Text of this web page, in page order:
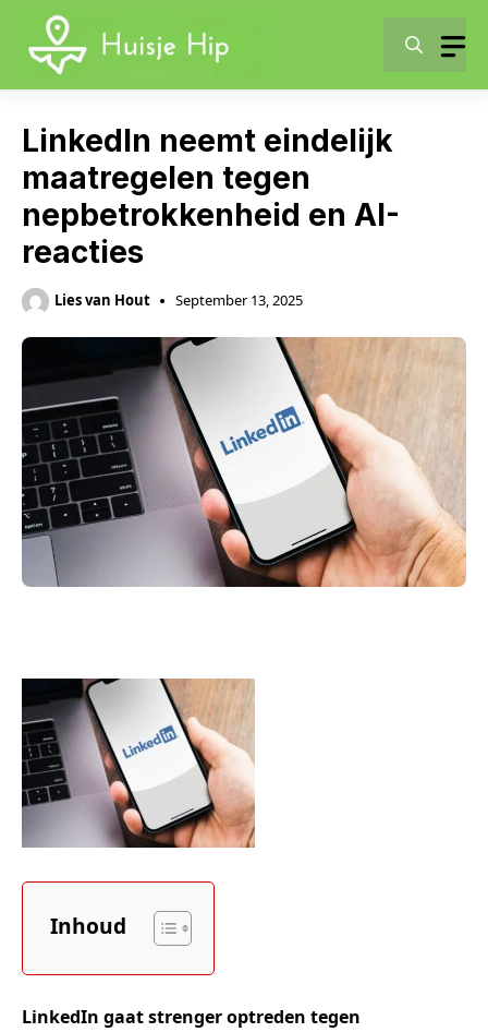
content
LinkedIn neemt eindelijk
maatregelen tegen
nepbetrokkenheid en AI-
reacties
Lies van Hout September 13, 2025
Inhoud
LinkedIn gaat strenger optreden tegen